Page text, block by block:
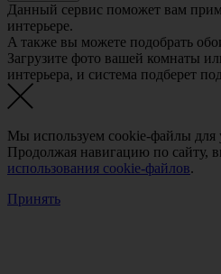
Данный сервис поможет вам
интерьере.
A также вы можете подобрать
Загрузите фото вашей комнаты
интерьера, и система подберет
Мы используем cookie-файлы для
Продолжая навигацию по сайту,
использования cookie-файлов.
Принять